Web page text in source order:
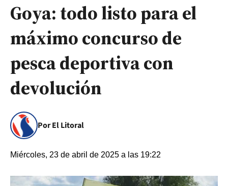
Goya: todo listo para el
máximo concurso de
pesca deportiva con
devolución
Por El Litoral
Miércoles, 23 de abril de 2025 a las 19:22